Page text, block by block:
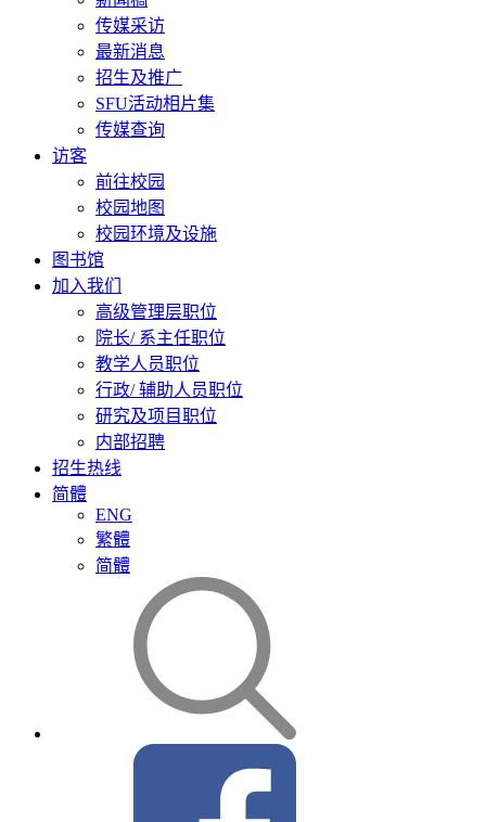
传媒采访
最新消息
招生及推广
SFU活动相片集
传媒查询
访客
前往校园
校园地图
校园环境及设施
图书馆
加入我们
高级管理层职位
院长/ 系主任职位
教学人员职位
行政/ 辅助人员职位
研究及项目职位
内部招聘
招生热线
简體
ENG
繁體
简體